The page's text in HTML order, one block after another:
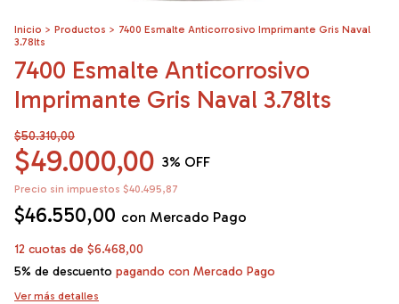
Inicio > Productos > 7400 Esmalte Anticorrosivo Imprimante Gris Naval
3.78lts
7400 Esmalte Anticorrosivo
Imprimante Gris Naval 3.78lts
$50.310,00
$49.000,00 3% OFF
Precio sin impuestos $40.495,87
$46.550,00 con Mercado Pago
12 cuotas de $6.468,00
5% de descuento pagando con Mercado Pago
Ver más detalles